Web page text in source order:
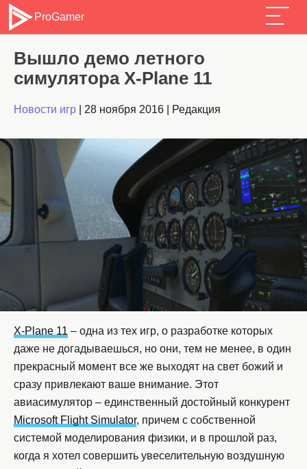
ProGamer
Вышло демо летного
симулятора X-Plane 11
Новости игр 28 ноября 2016 Редакция
X-Plane 11 – одна из тех игр, о разработке которых
даже не догадываешься, но они, тем не менее, в один
прекрасный момент все же выходят на свет божий и
сразу привлекают ваше внимание. Этот
авиасимулятор – единственный достойный конкурент
Microsoft Flight Simulator, причем с собственной
системой моделирования физики, и в прошлой раз,
когда я хотел совершить увеселительную воздушную